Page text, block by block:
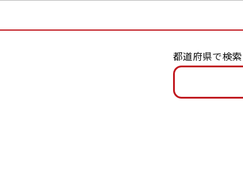
都道府県で検索